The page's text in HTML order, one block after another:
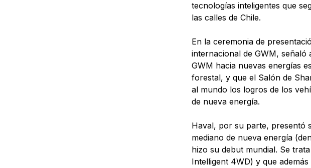
tecnologías inteligentes que
las calles de Chile.
En la ceremonia de
internacional de GWM,
GWM hacia nuevas energías
forestal, y que el Salón de
al mundo los logros de los
de nueva energía.
Haval, por su parte, presentó
mediano de nueva energía
hizo su debut mundial. Se
Intelligent 4WD) y que